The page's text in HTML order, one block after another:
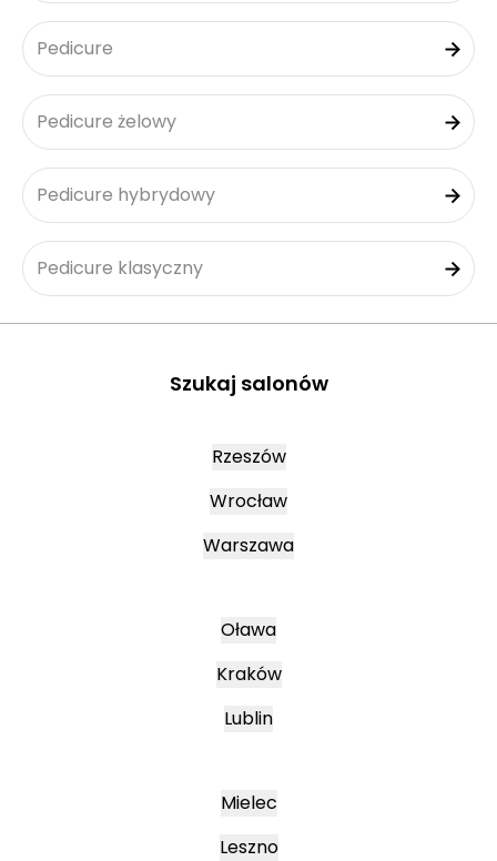
Pedicure
Pedicure żelowy
Pedicure hybrydowy
Pedicure klasyczny
Szukaj salonów
Rzeszów
Wrocław
Warszawa
Oława
Kraków
Lublin
Mielec
Leszno